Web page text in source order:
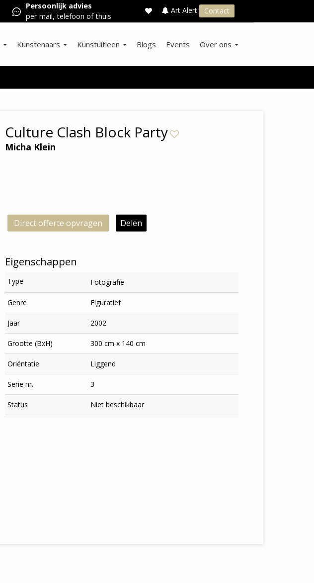
Persoonlijk advies
per mail, telefoon of thuis
Art Alert Contact
Kunstenaars Kunstuitleen Blogs Events Over ons
Culture Clash Block Party
Micha Klein
Direct offerte opvragen Delen
Eigenschappen
Type Fotografie
Genre Figuratief
Jaar 2002
Grootte (BxH) 300 cm x 140 cm
Oriëntatie Liggend
Serie nr. 3
Status Niet beschikbaar